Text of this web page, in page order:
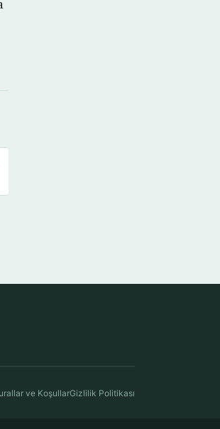
ve KoşullarGizlilik Politikası